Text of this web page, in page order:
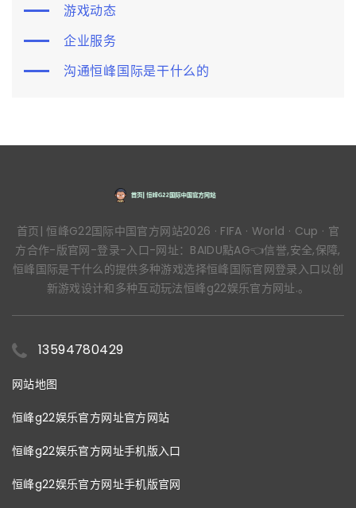
游戏动态
企业服务
沟通恒峰国际是干什么的
首页| 恒峰G22国际中国官方网站2026 · FIFA · World · Cup · 官
方合作-版官网-登录-入口-网址：BAIDU點AG👈信誉,安全,保障,
恒峰国际是干什么的提供多种游戏选择恒峰国际官网登录入口以创
新游戏设计和多种互动玩法恒峰g22娱乐官方网址.。
13594780429
网站地图
恒峰g22娱乐官方网址官方网站
恒峰g22娱乐官方网址手机版入口
恒峰g22娱乐官方网址手机版官网